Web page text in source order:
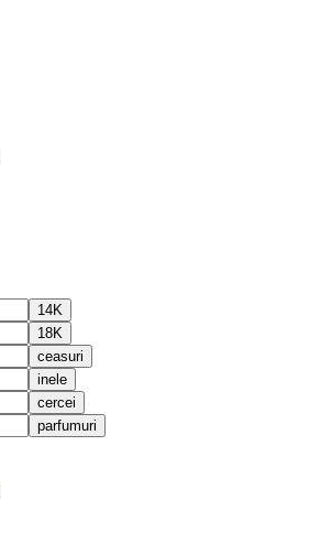
14K
18K
ceasuri
inele
cercei
parfumuri